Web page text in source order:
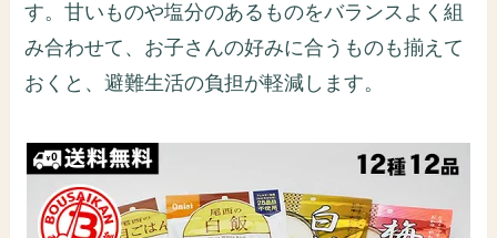
す。甘いものや塩分のあるものをバランスよく組
み合わせて、お子さんの好みに合うものも揃えて
おくと、避難生活の負担が軽減します。